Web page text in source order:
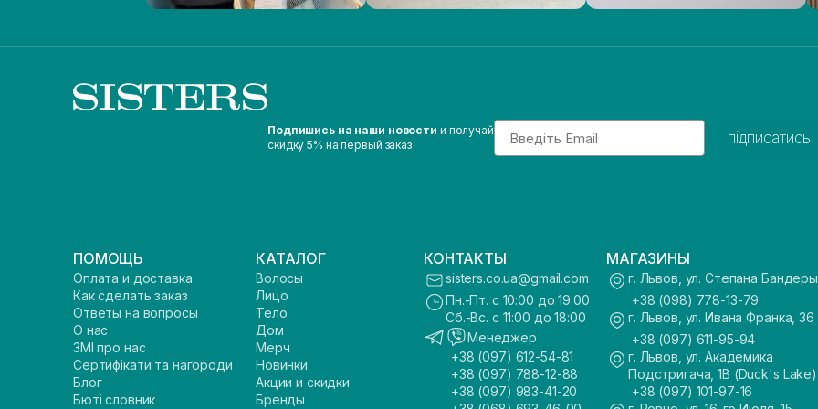
Подпишись на наши новости и получай
скидку 5% на первый заказ
Email
підписатись
ПОМОЩЬ
Оплата и доставка
Как сделать заказ
Ответы на вопросы
О нас
ЗМІ про нас
Сертифікати та нагороди
Блог
Бюті словник
КАТАЛОГ
Волосы
Лицо
Тело
Дом
Мерч
Новинки
Акции и скидки
Бренды
КОНТАКТЫ
sisters.co.ua@gmail.com
Пн.-Пт. с 10:00 до 19:00
Сб.-Вс. с 11:00 до 18:00
Менеджер
+38 (097) 612-54-81
+38 (097) 788-12-88
+38 (097) 983-41-20
МАГАЗИНЫ
г. Львов, ул. Степана
+38 (098) 778-13-79
г. Львов, ул. Ивана Франка, 36
+38 (097) 611-95-94
г. Львов, ул. Академика
Подстригача, 1В (Duck's Lake)
+38 (097) 101-97-16